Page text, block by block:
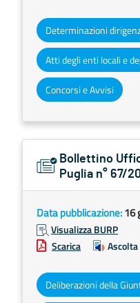
Concorsi e Avvisi
Bollettino
Puglia n° 67/
Data pubblicazione:16
Visualizza BURP
Scarica
Ascolta
Deliberazioni della